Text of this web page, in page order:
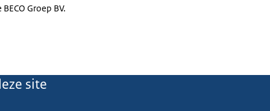
Groep BV.
site